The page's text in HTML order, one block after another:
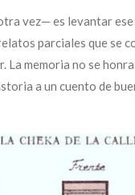
vez— es levantar
parciales que se
La memoria no se
a un cuento de